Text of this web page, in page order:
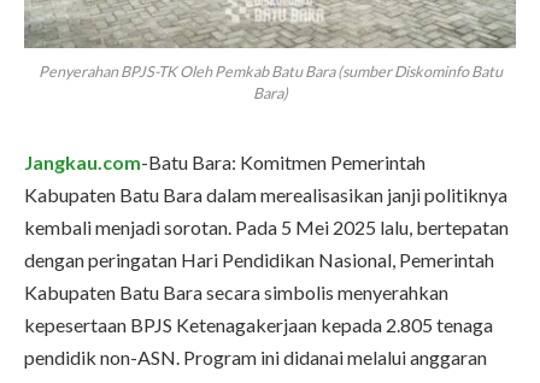
Penyerahan BPJS-TK Oleh Pemkab Batu Bara (sumber Diskominfo Batu
Bara)
Jangkau.com-Batu Bara: Komitmen Pemerintah
Kabupaten Batu Bara dalam merealisasikan janji politiknya
kembali menjadi sorotan. Pada 5 Mei 2025 lalu, bertepatan
dengan peringatan Hari Pendidikan Nasional, Pemerintah
Kabupaten Batu Bara secara simbolis menyerahkan
kepesertaan BPJS Ketenagakerjaan kepada 2.805 tenaga
pendidik non-ASN. Program ini didanai melalui anggaran